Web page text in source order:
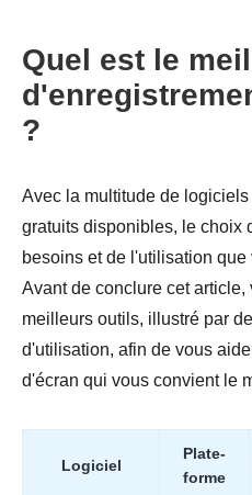
Quel est le
?
Avec la multitude de
gratuits disponibles, le choix
besoins et de l'utilisation
Avant de conclure cet
meilleurs outils, illustré par
d'utilisation, afin de vous
d'écran qui vous convient le
Logiciel
Plate-
forme